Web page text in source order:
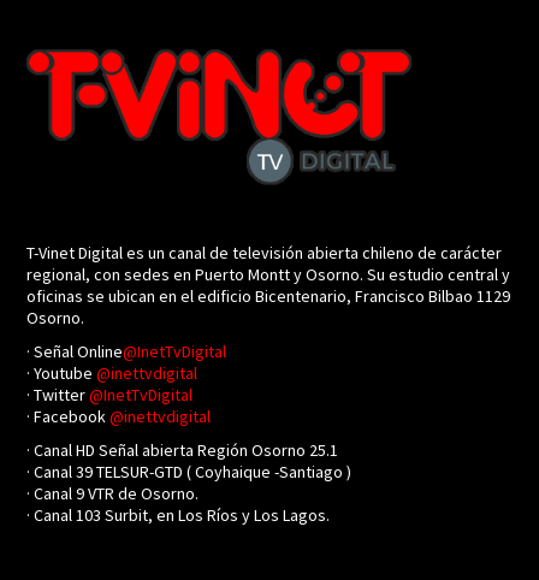
T-Vinet Digital es un canal de televisión abierta chileno de carácter
regional, con sedes en Puerto Montt y Osorno. Su estudio central y
oficinas se ubican en el edificio Bicentenario, Francisco Bilbao 1129
Osorno.
· Señal Online@InetTvDigital
· Youtube@inettvdigital
· Twitter@InetTvDigital
· Facebook@inettvdigital
· Canal HD Señal abierta Región Osorno 25.1
· Canal 39 TELSUR-GTD ( Coyhaique -Santiago )
· Canal 9 VTR de Osorno.
· Canal 103 Surbit, en Los Ríos y Los Lagos.